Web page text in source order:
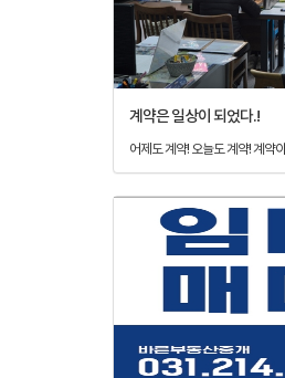
계약은 일상이 되었다.!